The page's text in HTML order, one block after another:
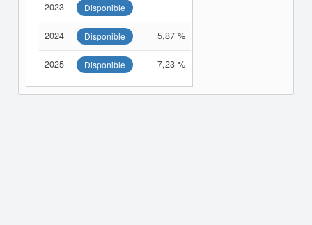
2023 Disponible
2024 Disponible 5,87 %
2025 Disponible 7,23 %